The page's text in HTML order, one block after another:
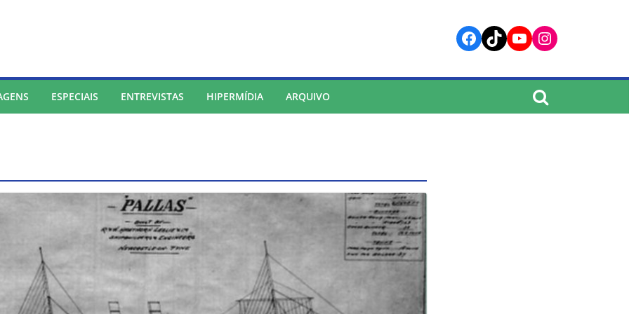
Facebook
TikTokYouTube
Instagram
ESPECIAIS ENTREVISTAS HIPERMÍDIA ARQUIVO